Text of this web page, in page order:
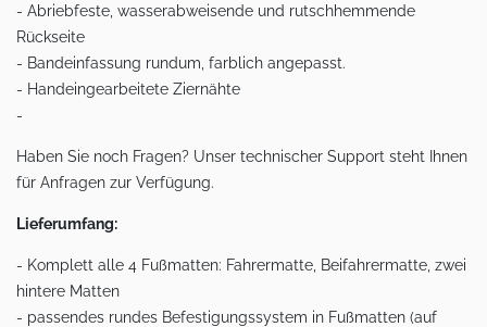
- Abriebfeste, wasserabweisende und rutschhemmende
Rückseite
- Bandeinfassung rundum, farblich angepasst.
- Handeingearbeitete Ziernähte
-
Haben Sie noch Fragen? Unser technischer Support steht Ihnen
für Anfragen zur Verfügung.
Lieferumfang:
- Komplett alle 4 Fußmatten: Fahrermatte, Beifahrermatte, zwei
hintere Matten
- passendes rundes Befestigungssystem in Fußmatten (auf